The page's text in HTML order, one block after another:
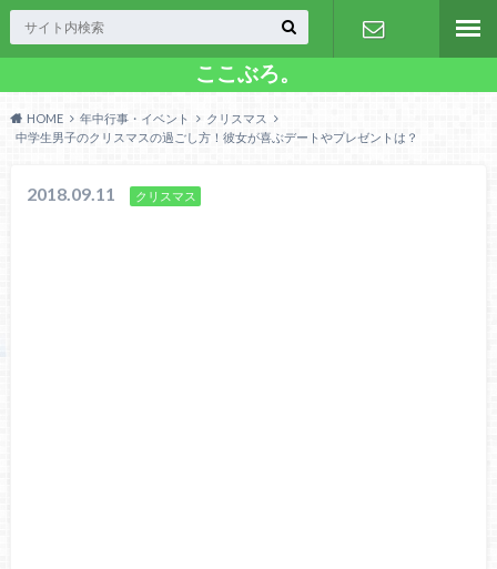
ここぶろ。
せ
HOME 年中行事・イベント
クリスマス
中学生男子のクリスマスの過ごし方！彼女が喜ぶデートやプレゼントは？
2018.09.11 クリスマス